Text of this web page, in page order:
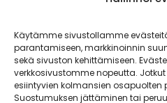
Käytämme sivustollamme
parantamiseen, markkinoinnin
sekä sivuston kehittämiseen.
verkkosivustomme nopeutta.
esiintyvien kolmansien
Suostumuksen jättäminen tai
VARAA AIKA TÄSTÄ